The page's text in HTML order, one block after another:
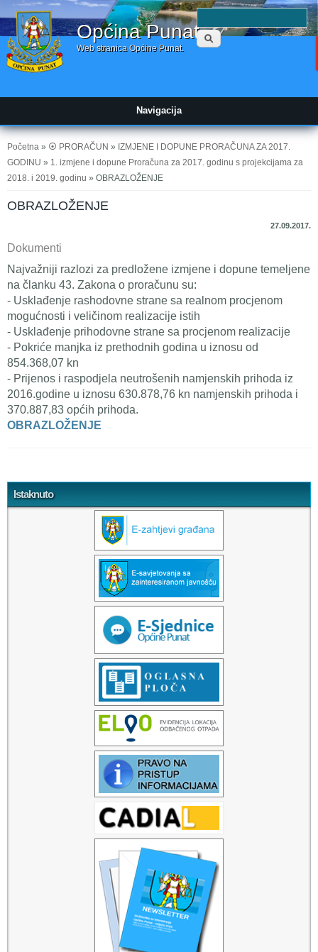
Općina Punat
Web stranica Općine Punat.
pretraživanja
Navigacija
Vi ste ovdje
Početna » ⦿ PRORAČUN » IZMJENE I DOPUNE PRORAČUNA ZA 2017.
GODINU » 1. izmjene i dopune Proračuna za 2017. godinu s projekcijama za
2018. i 2019. godinu » OBRAZLOŽENJE
OBRAZLOŽENJE
27.09.2017.
Dokumenti
Najvažniji razlozi za predložene izmjene i dopune temeljene
na članku 43. Zakona o proračunu su:
- Usklađenje rashodovne strane sa realnom procjenom
mogućnosti i veličinom realizacije istih
- Usklađenje prihodovne strane sa procjenom realizacije
- Pokriće manjka iz prethodnih godina u iznosu od
854.368,07 kn
- Prijenos i raspodjela neutrošenih namjenskih prihoda iz
2016.godine u iznosu 630.878,76 kn namjenskih prihoda i
370.887,83 općih prihoda.
OBRAZLOŽENJE
Istaknuto